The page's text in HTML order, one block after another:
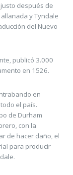
después de
y Tyndale
del Nuevo
publicó 3.000
en 1526.
en
el país.
de Durham
con la
de hacer daño, el
para producir